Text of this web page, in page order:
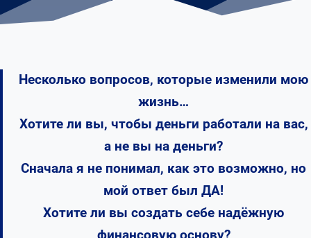
Несколько вопросов, которые изменили мою
жизнь…
Хотите ли вы, чтобы деньги работали на вас,
а не вы на деньги?
Сначала я не понимал, как это возможно, но
мой ответ был ДА!
Хотите ли вы создать себе надёжную